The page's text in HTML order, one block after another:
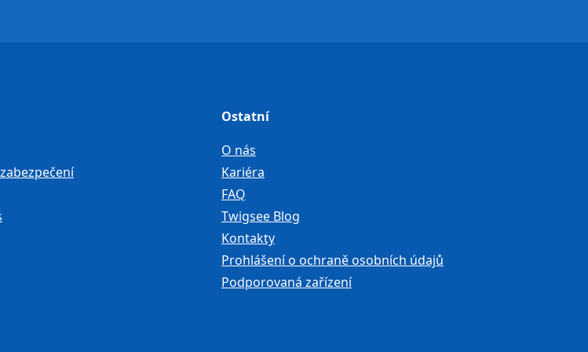
Ostatní
O nás
Kariéra
FAQ
Twigsee Blog
Kontakty
Prohlášení o ochraně osobních údajů
Podporovaná zařízení